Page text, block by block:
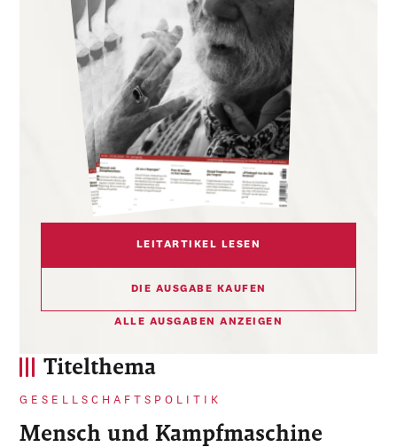
Titelthema
GESELLSCHAFTSPOLITIK
Mensch und Kampfmaschine
LEITARTIKEL LESEN
DIE AUSGABE KAUFEN
ALLE AUSGABEN ANZEIGEN